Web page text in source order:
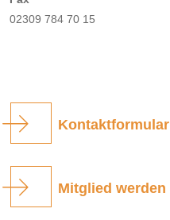
02309 784 70 15
Kontaktformular
Mitglied werden